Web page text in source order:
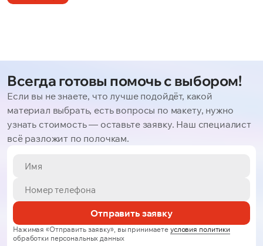
Всегда готовы помочь с выбором!
Если вы не знаете, что лучше подойдёт, какой
материал выбрать, есть вопросы по макету, нужно
узнать стоимость — оставьте заявку. Наш специалист
всё разложит по полочкам.
Отправить заявку
Нажимая «Отправить заявку», вы принимаете условия политики
обработки персональных данных